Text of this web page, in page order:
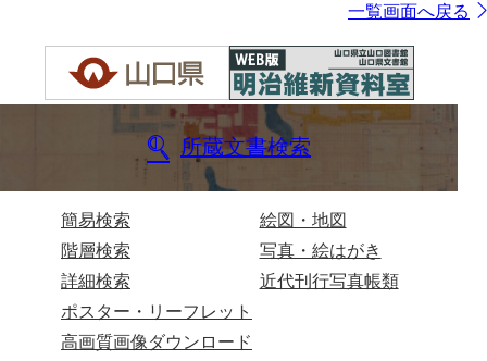
一覧画面へ戻る
所蔵文書検索
簡易検索
階層検索
詳細検索
絵図・地図
写真・絵はがき
近代刊行写真帳類
ポスター・リーフレット
高画質画像ダウンロード